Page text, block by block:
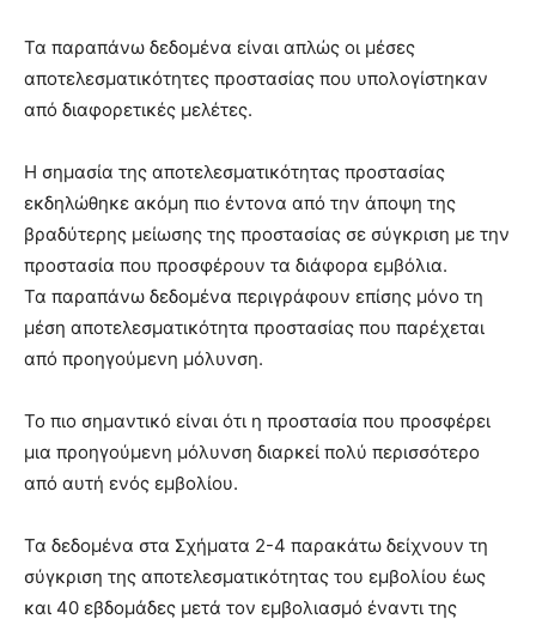
Τα παραπάνω δεδομένα είναι απλώς οι μέσες
αποτελεσματικότητες προστασίας που υπολογίστηκαν
από διαφορετικές μελέτες.
Η σημασία της αποτελεσματικότητας προστασίας
εκδηλώθηκε ακόμη πιο έντονα από την άποψη της
βραδύτερης μείωσης της προστασίας σε σύγκριση με την
προστασία που προσφέρουν τα διάφορα εμβόλια.
Τα παραπάνω δεδομένα περιγράφουν επίσης μόνο τη
μέση αποτελεσματικότητα προστασίας που παρέχεται
από προηγούμενη μόλυνση.
Το πιο σημαντικό είναι ότι η προστασία που προσφέρει
μια προηγούμενη μόλυνση διαρκεί πολύ περισσότερο
από αυτή ενός εμβολίου.
Τα δεδομένα στα Σχήματα 2-4 παρακάτω δείχνουν τη
σύγκριση της αποτελεσματικότητας του εμβολίου έως
και 40 εβδομάδες μετά τον εμβολιασμό έναντι της